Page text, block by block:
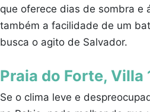
que oferece dias de sombra e
também a facilidade de um
busca o agito de Salvador.
Praia do Forte, Villa
Se o clima leve e